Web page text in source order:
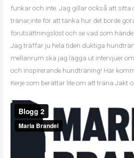
funkar och inte. Jag gillar också att sitta
tränar,inte för att tänka hur det borde
förutsättningslöst och se vad som
Jag träffar ju hela tiden duktiga
mellanrum ska jag lägga ut intervjuer
och inspirerande hundträning! Här
Kerje som berättar lite om att träna Jakt